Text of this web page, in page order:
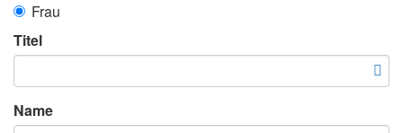
Frau
Titel
Name